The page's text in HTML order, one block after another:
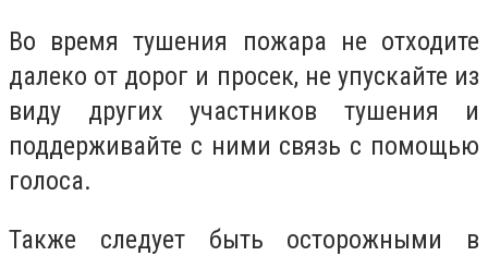
Во время тушения пожара не отходите
далеко от дорог и просек, не упускайте из
виду других участников тушения и
поддерживайте с ними связь с помощью
голоса.
Также следует быть осторожными в